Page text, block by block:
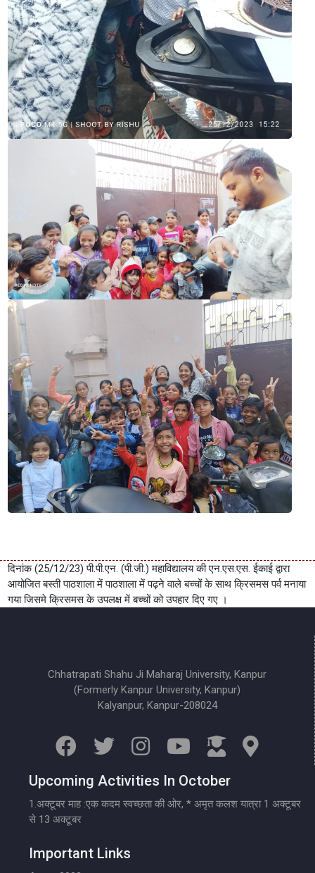
दिनांक (25/12/23) पी.पी.एन. (पी.जी.) महाविद्यालय की एन.एस.एस. ईकाई द्वारा
आयोजित बस्ती पाठशाला में पाठशाला में पढ़ने वाले बच्चों के साथ क्रिसमस पर्व मनाया
गया जिसमे क्रिसमस के उपलक्ष में बच्चों को उपहार दिए गए ।
Chhatrapati Shahu Ji Maharaj University, Kanpur
(Formerly Kanpur University, Kanpur)
Kalyanpur, Kanpur-208024
Upcoming Activities In October
1.अक्टूबर माह :एक कदम स्वच्छता की ओर, * अमृत कलश यात्रा 1 अक्टूबर
से 13 अक्टूबर
Important Links